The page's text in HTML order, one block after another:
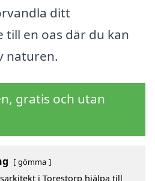
ditt
en oas där du kan
naturen.
gratis och utan
gömma
i Torestorp hjälpa till